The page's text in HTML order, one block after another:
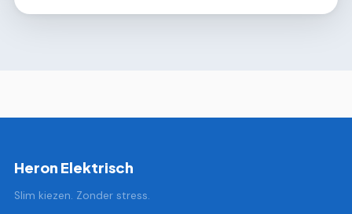
Heron Elektrisch
Slim kiezen. Zonder stress.